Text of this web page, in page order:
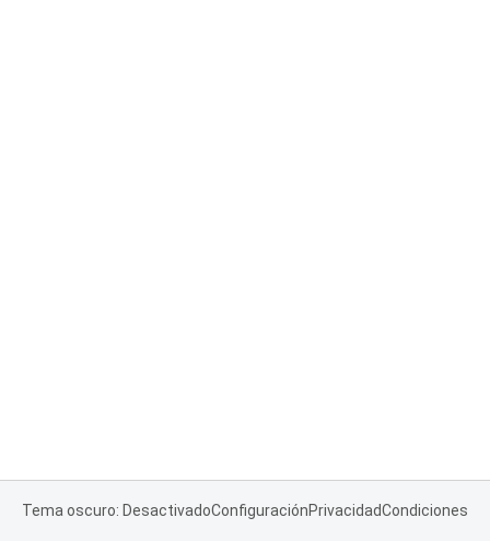
Tema oscuro: DesactivadoConfiguraciónPrivacidadCondiciones